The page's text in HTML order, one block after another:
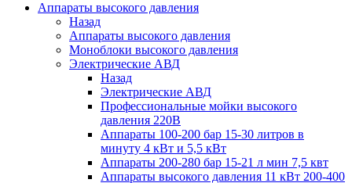
Аппараты высокого давления
Назад
Аппараты высокого давления
Моноблоки высокого давления
Электрические АВД
Назад
Электрические АВД
Профессиональные мойки высокого
давления 220В
Аппараты 100-200 бар 15-30 литров в
минуту 4 кВт и 5,5 кВт
Аппараты 200-280 бар 15-21 л мин 7,5 квт
Аппараты высокого давления 11 кВт 200-400